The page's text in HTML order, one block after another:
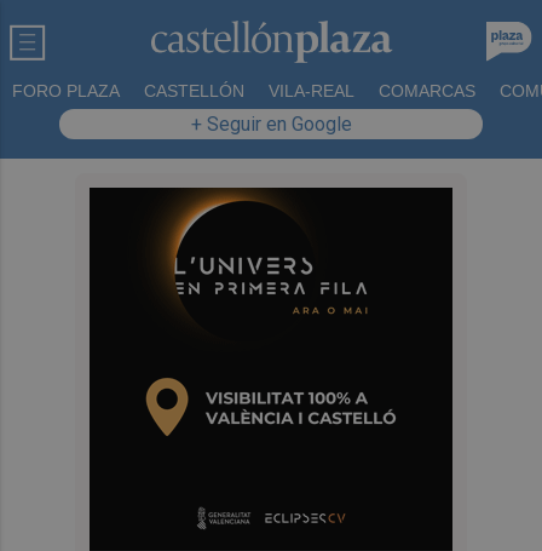
FORO PLAZA CASTELLÓN VILA-REAL COMARCAS
+ Seguir en Google